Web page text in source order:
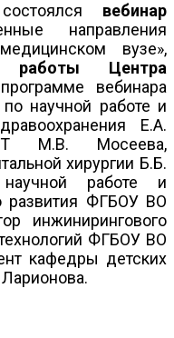
состоялся вебинар
направления
вузе»,
работы Центра
вебинара
научной работе и
Е.А.
М.В. Мосеева,
хирургии Б.Б.
работе и
развития ФГБОУ ВО
инжинирингового
ФГБОУ ВО
кафедры детских